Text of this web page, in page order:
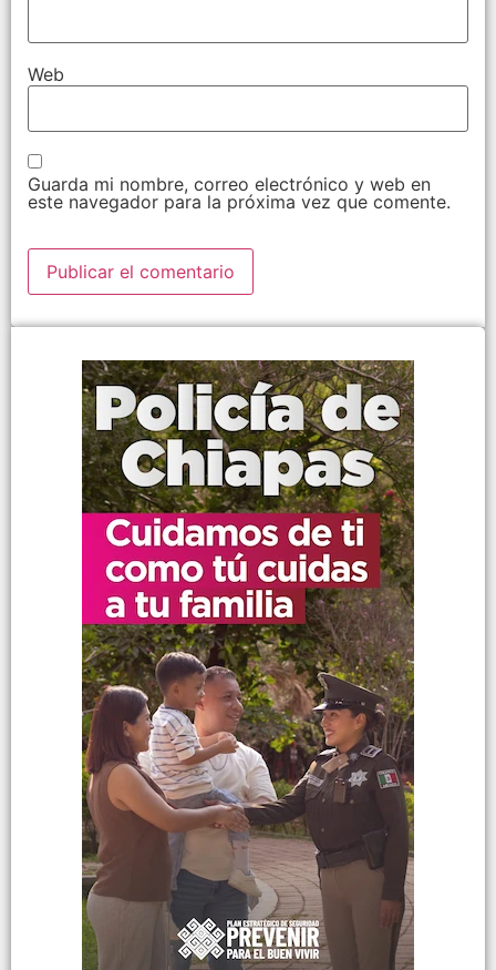
Web
Guarda mi nombre, correo electrónico y web en
este navegador para la próxima vez que comente.